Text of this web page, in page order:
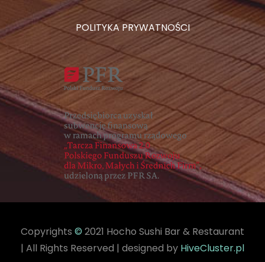
POLITYKA PRYWATNOŚCI
Copyrights © 2021 Hocho Sushi Bar & Restaurant
| All Rights Reserved | designed by HiveCluster.pl